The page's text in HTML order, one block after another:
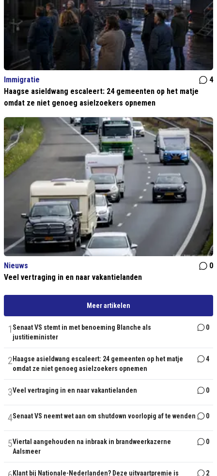
Immigratie
4
Haagse asieldwang escaleert: 24 gemeenten op het matje
omdat ze niet genoeg asielzoekers opnemen
Nieuws
0
Veel vertraging in en naar vakantielanden
Meer artikelen
1 Senaat VS stemt in met benoeming Blanche als
justitieminister
0
2 Haagse asieldwang escaleert: 24 gemeenten op het matje
omdat ze niet genoeg asielzoekers opnemen
4
3Veel vertraging in en naar vakantielanden 0
4Senaat VS neemt wet aan om shutdown voorlopig af te wenden 0
5Viertal aangehouden na inbraak in brandweerkazerne
Aalsmeer
0
Klant bij Nationale-Nederlanden? Deze uitvaartpremie is 2